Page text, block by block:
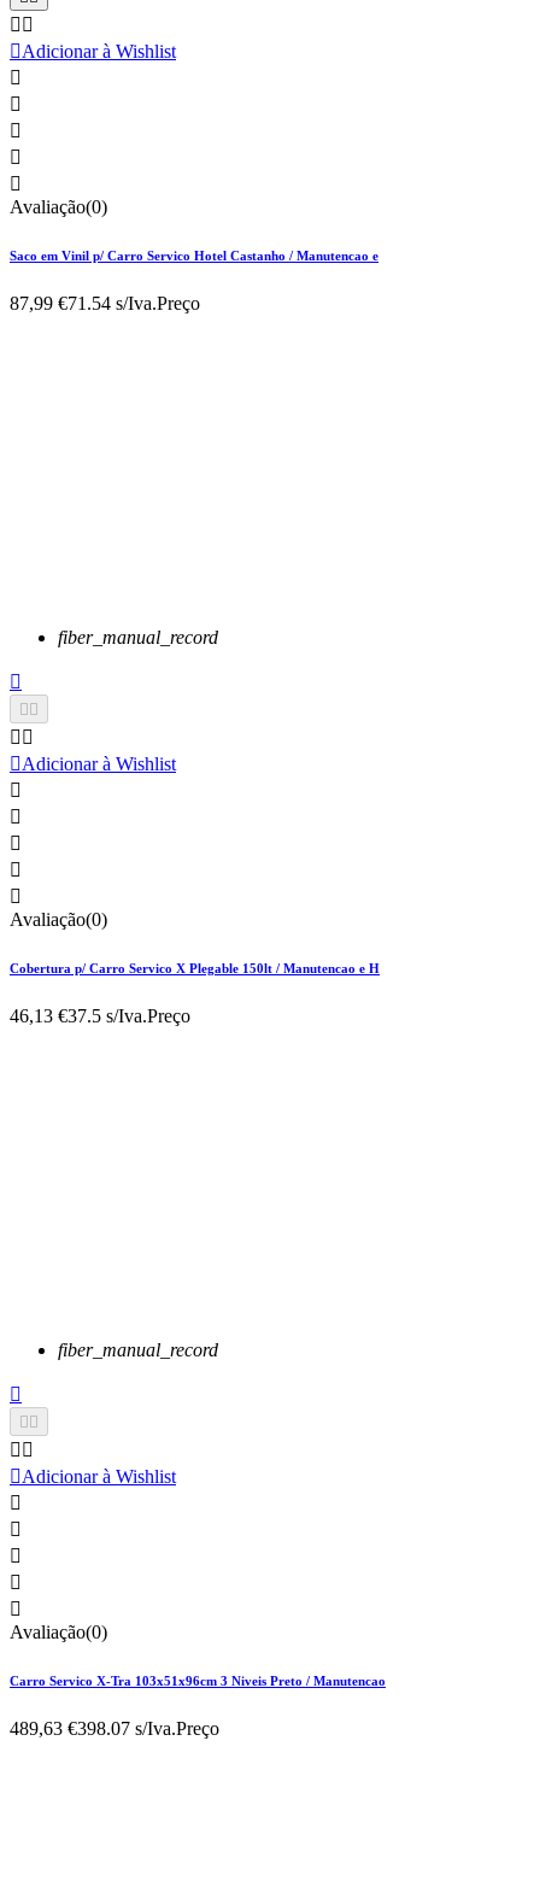
 
Adicionar à Wishlist





Avaliação(0)
Saco em Vinil p/ Carro Servico Hotel Castanho / Manutencao e
87,99 €71.54 s/Iva.Preço
fiber_manual_record

 
 
Adicionar à Wishlist





Avaliação(0)
Cobertura p/ Carro Servico X Plegable 150lt / Manutencao e H
46,13 €37.5 s/Iva.Preço
fiber_manual_record

 
 
Adicionar à Wishlist





Avaliação(0)
Carro Servico X-Tra 103x51x96cm 3 Niveis Preto / Manutencao
489,63 €398.07 s/Iva.Preço